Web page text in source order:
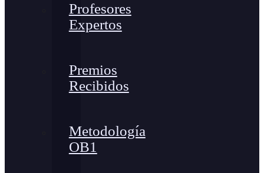
Profesores
Expertos
Premios
Recibidos
Metodología
OB1